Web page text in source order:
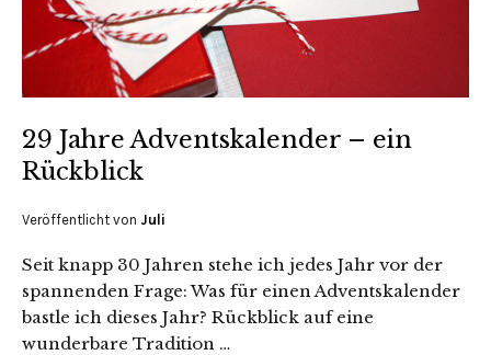
29 Jahre Adventskalender – ein
Rückblick
Veröffentlicht von Juli
Seit knapp 30 Jahren stehe ich jedes Jahr vor der
spannenden Frage: Was für einen Adventskalender
bastle ich dieses Jahr? Rückblick auf eine
wunderbare Tradition …